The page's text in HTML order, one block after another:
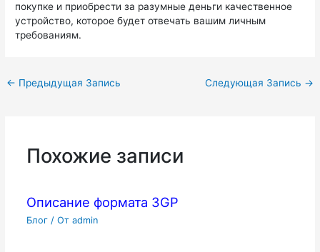
покупке и приобрести за разумные деньги качественное
устройство, которое будет отвечать вашим личным
требованиям.
← Предыдущая Запись Следующая Запись →
Похожие записи
Описание формата 3GP
Блог/ От admin